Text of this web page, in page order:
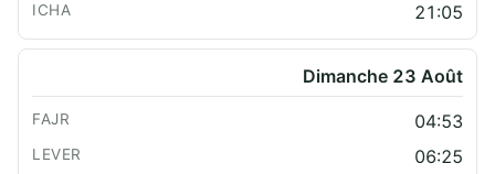
21:05
Dimanche 23 Août
04:53
06:25